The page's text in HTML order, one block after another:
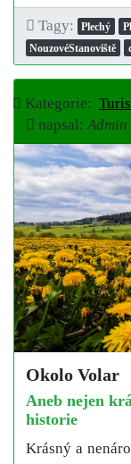
Tagy: Plechý
NouzovéStanoviště
Kategorie:
napsal:Admin
Okolo Volar
Aneb nejen
historie
Krásný a